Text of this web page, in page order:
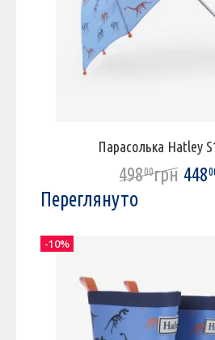
Парасолька Hatley
49800грн 448
Переглянуто
-10%